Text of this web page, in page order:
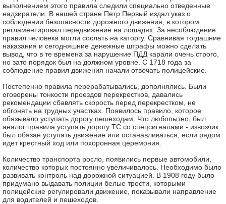
выполнением этого правила следили специально отведенные
надзиратели. В нашей стране Петр Первый издал указ о
соблюдении безопасности дорожного движения, в котором
регламентировал передвижение на лошадях. За несоблюдение
правил человека могли сослать на каторгу. Сравнивая тогдашние
наказания и сегодняшние денежные штрафы можно сделать
вывод, что в те времена за нарушение ПДД карали очень строго,
но зато порядок был на должном уровне. С 1718 года за
соблюдение правил движения начали отвечать полицейские.
Постепенно правила перерабатывались, дополнялись. Были
оговорены тонкости проездов перекрестков, давались
рекомендации сбавлять скорость перед перекрестком, не
обгонять на трудных участках. Появилось правило, которое
обязывало уступать дорогу пешеходам. Что любопытно, был
аналог правила уступать дорогу ТС со спецсигналами - извозчик
был обязан уступать движение или останавливаться, если рядом
идет крестный ход или похоронная церемония.
Количество транспорта росло, появились первые автомобили,
количество которых постоянно увеличивалось. Необходимо было
развивать контроль над дорожной ситуацией. В 1908 году было
придумано выдавать полиции белые трости, которыми
полицейские регулировали движение, показывали направление
для водителей и пешеходов.